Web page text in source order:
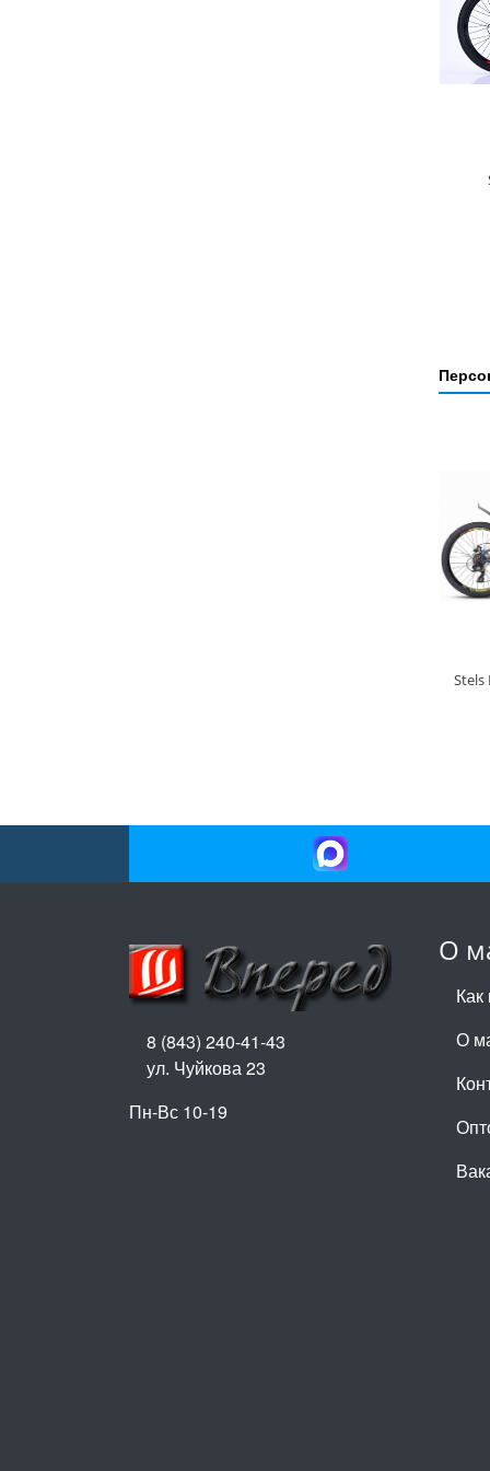
Stels
О
Как
О
8 (843) 240-41-43
ул. Чуйкова 23
Пн-Вс 10-19